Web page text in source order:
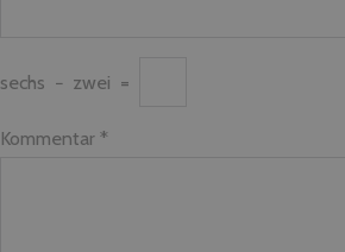
sechs − zwei =
Kommentar *